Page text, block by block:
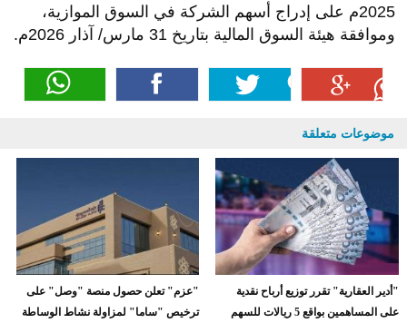
2025م على إدراج أسهم الشركة في السوق الموازية،
وموافقة هيئة السوق المالية بتاريخ 31 مارس/ آذار 2026م
.
موضوعات متعلقة
"أدير العقارية" تقرر توزيع أرباح نقدية
على المساهمين بواقع 5 ريالات للسهم
"عزم" تعلن حصول منصة "وصل" على
ترخيص "ساما" لمزاولة نشاط الوساطة